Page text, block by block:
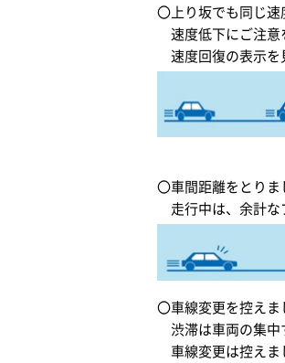
〇上り坂でも同じ速
速度低下にご注意
速度回復の表示を
〇車間距離をとりま
走行中は、余計
〇車線変更を控えま
渋滞は車両の集
車線変更は控えま